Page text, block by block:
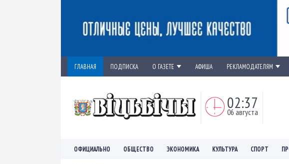
ГЛАВНАЯ ПОДПИСКА О ГАЗЕТЕ АФИША РЕКЛАМОДАТЕЛЯМ
02:37
06 августа
ОФИЦИАЛЬНО ОБЩЕСТВО ЭКОНОМИКА КУЛЬТУРА СПОРТ